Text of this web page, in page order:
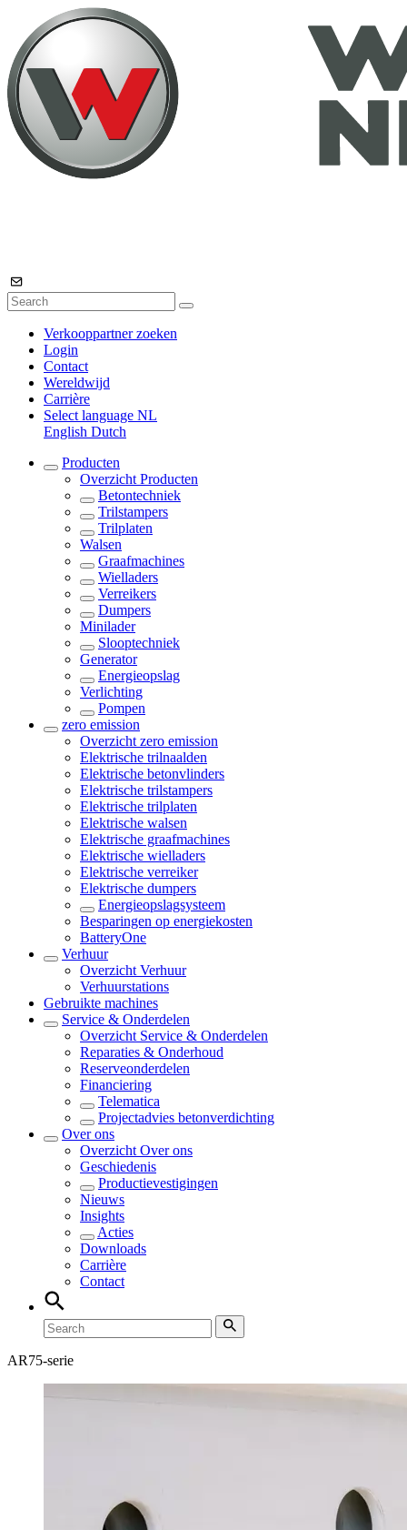
Verkooppartner zoeken
Login
Contact
Wereldwijd
Carrière
Select language NL
English Dutch
Producten
Overzicht Producten
Betontechniek
Trilstampers
Trilplaten
Walsen
Graafmachines
Wielladers
Verreikers
Dumpers
Minilader
Slooptechniek
Generator
Energieopslag
Verlichting
Pompen
zero emission
Overzicht zero emission
Elektrische trilnaalden
Elektrische betonvlinders
Elektrische trilstampers
Elektrische trilplaten
Elektrische walsen
Elektrische graafmachines
Elektrische wielladers
Elektrische verreiker
Elektrische dumpers
Energieopslagsysteem
Besparingen op energiekosten
BatteryOne
Verhuur
Overzicht Verhuur
Verhuurstations
Gebruikte machines
Service & Onderdelen
Overzicht Service & Onderdelen
Reparaties & Onderhoud
Reserveonderdelen
Financiering
Telematica
Projectadvies betonverdichting
Over ons
Overzicht Over ons
Geschiedenis
Productievestigingen
Nieuws
Insights
Acties
Downloads
Carrière
Contact
AR75-serie